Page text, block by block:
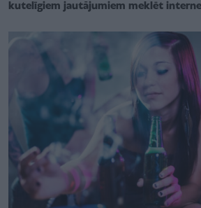
kutelīgiem jautājumiem meklēt